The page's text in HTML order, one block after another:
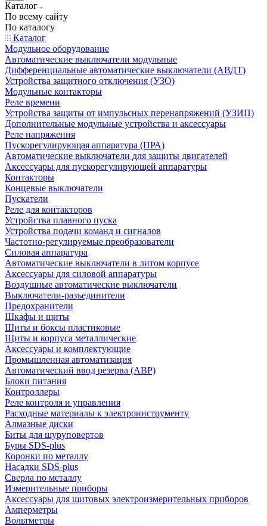
Каталог
По всему сайту
По каталогу
Каталог
Модульное оборудование
Автоматические выключатели модульные
Дифференциальные автоматические выключатели (АВДТ)
Устройства защитного отключения (УЗО)
Модульные контакторы
Реле времени
Устройства защиты от импульсных перенапряжений (УЗИП)
Дополнительные модульные устройства и аксессуары
Реле напряжения
Пускорегулирующая аппаратура (ПРА)
Автоматические выключатели для защиты двигателей
Аксессуары для пускорегулирующей аппаратуры
Контакторы
Концевые выключатели
Пускатели
Реле для контакторов
Устройства плавного пуска
Устройства подачи команд и сигналов
Частотно-регулируемые преобразователи
Силовая аппаратура
Автоматические выключатели в литом корпусе
Аксессуары для силовой аппаратуры
Воздушные автоматические выключатели
Выключатели-разъединители
Предохранители
Шкафы и щиты
Щиты и боксы пластиковые
Щиты и корпуса металлические
Аксессуары и комплектующие
Промышленная автоматизация
Автоматический ввод резерва (АВР)
Блоки питания
Контроллеры
Реле контроля и управления
Расходные материалы к электроинструменту
Алмазные диски
Биты для шуруповертов
Буры SDS-plus
Коронки по металлу
Насадки SDS-plus
Сверла по металлу
Измерительные приборы
Аксессуары для щитовых электроизмерительных приборов
Амперметры
Вольтметры